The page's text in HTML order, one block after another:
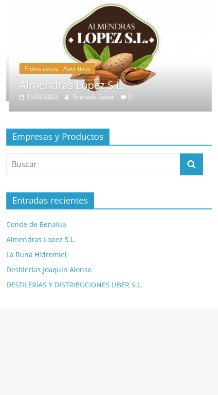
Frutos secos - Aperitivos
Almendras Lopez S.L.
15/02/2023 Granada Sabor 0
Empresas y Productos
Entradas recientes
Conde de Benalúa
Almendras Lopez S.L.
La Runa Hidromiel
Destilerías Joaquín Alonso
DESTILERÍAS Y DISTRIBUCIONES LIBER S.L.